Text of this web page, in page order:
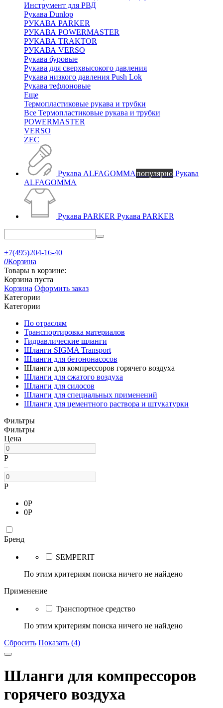
Инструмент для РВД
Рукава Dunlop
РУКАВА PARKER
РУКАВА POWERMASTER
РУКАВА TRAKTOR
РУКАВА VERSO
Рукава буровые
Рукава для сверхвысокого давления
Рукава низкого давления Push Lok
Рукава тефлоновые
Еще
Термопластиковые рукава и трубки
Все Термопластиковые рукава и трубки
POWERMASTER
VERSO
ZEC
Рукава ALFAGOMMAпопулярно Рукава
ALFAGOMMA
Рукава PARKER Рукава PARKER
+7(495)204-16-40
0Корзина
Товары в корзине:
Корзина пуста
Корзина Оформить заказ
Категории
Категории
По отраслям
Транспортировка материалов
Гидравлические шланги
Шланги SIGMA Transport
Шланги для бетононасосов
Шланги для компрессоров горячего воздуха
Шланги для сжатого воздуха
Шланги для силосов
Шланги для специальных применений
Шланги для цементного раствора и штукатурки
Фильтры
Фильтры
Цена
Р
–
Р
0Р
0Р
Бренд
SEMPERIT
По этим критериям поиска ничего не найдено
Применение
Транспортное средство
По этим критериям поиска ничего не найдено
Сбросить Показать (4)
Шланги для компрессоров
горячего воздуха